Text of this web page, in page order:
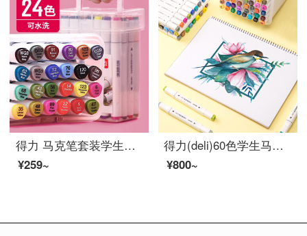
得力 马克笔套装学生水彩笔48色手绘美术设计 双头油性记号笔80色动漫绘画笔 可水洗马克笔24色
¥259~
得力(deli)60色学生马克笔套装 双头速干儿童水彩笔双头绘画彩笔手绘漫画笔设计绘画记号笔 工具箱70801-60
¥800~